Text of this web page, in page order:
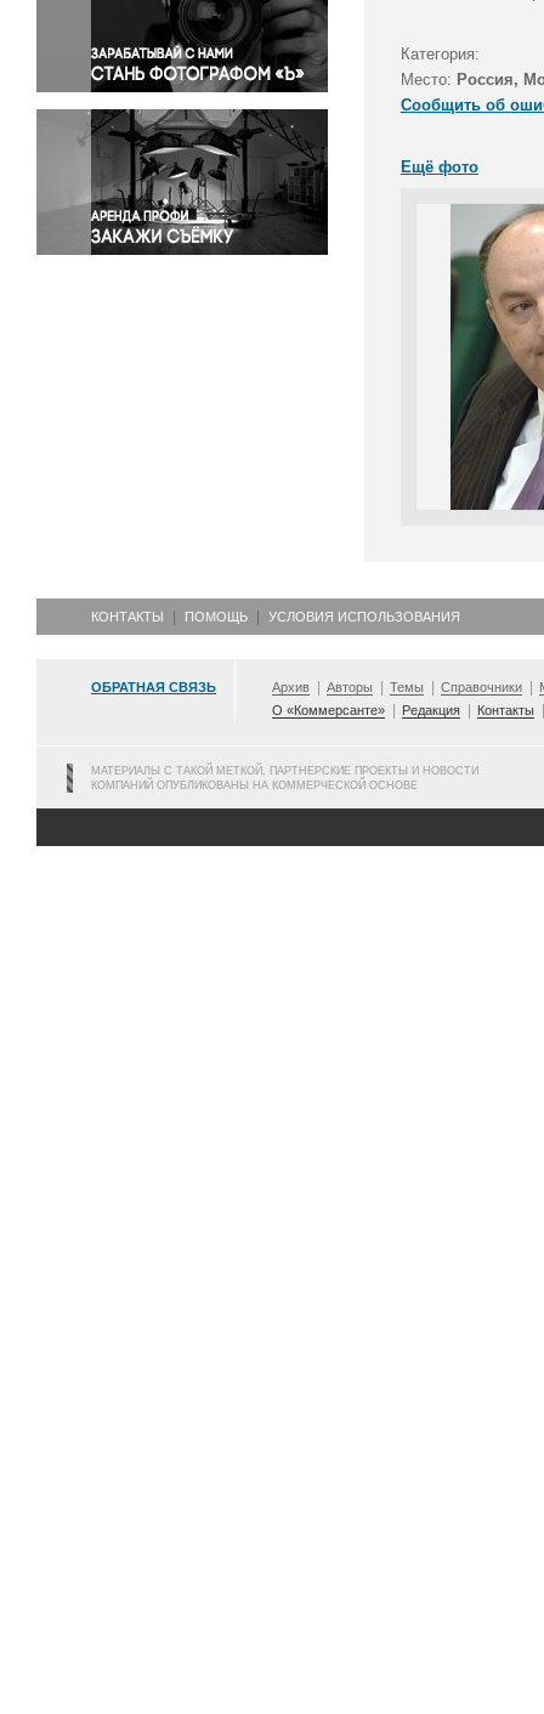
Правосудие
Происшествия и конфликты
Религия
Светская жизнь
Спорт
Экология
Экономика и бизнес
Категория:
Место: Россия,
Сообщить об
Ещё фото
КОНТАКТЫ ПОМОЩЬ УСЛОВИЯ ИСПОЛЬЗОВАНИЯ
ОБРАТНАЯ СВЯЗЬ Архив Авторы Темы Справочники
О «Коммерсанте»
Редакция Контакты
МАТЕРИАЛЫ С ТАКОЙ МЕТКОЙ, ПАРТНЕРСКИЕ ПРОЕКТЫ И НОВОСТИ
КОМПАНИЙ ОПУБЛИКОВАНЫ НА КОММЕРЧЕСКОЙ ОСНОВЕ